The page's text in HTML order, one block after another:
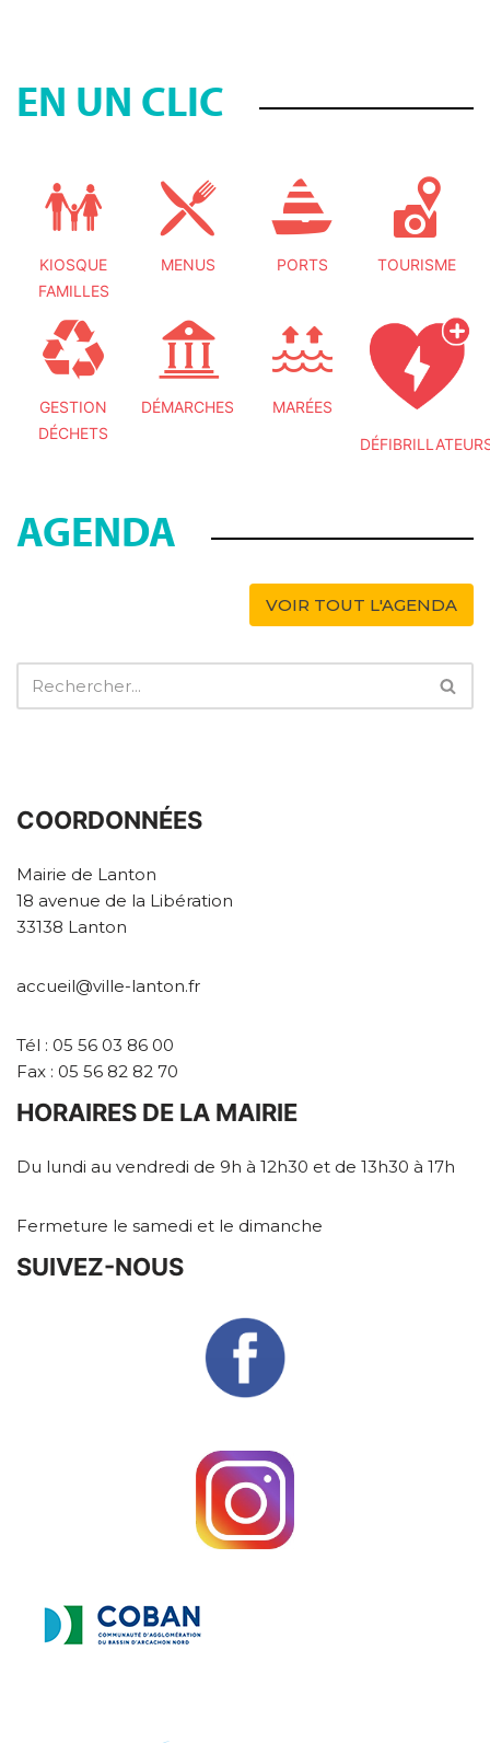
EN UN CLIC
KIOSQUE
FAMILLES
MENUS PORTS TOURISME
GESTION
DÉCHETS
DÉMARCHES MARÉES
AGENDA
VOIR TOUT L'AGENDA
COORDONNÉES
Mairie de Lanton
18 avenue de la Libération
33138 Lanton
accueil@ville-lanton.fr
Tél : 05 56 03 86 00
Fax : 05 56 82 82 70
HORAIRES DE LA MAIRIE
Du lundi au vendredi de 9h à 12h30 et de 13h30 à 17h
Fermeture le samedi et le dimanche
SUIVEZ-NOUS